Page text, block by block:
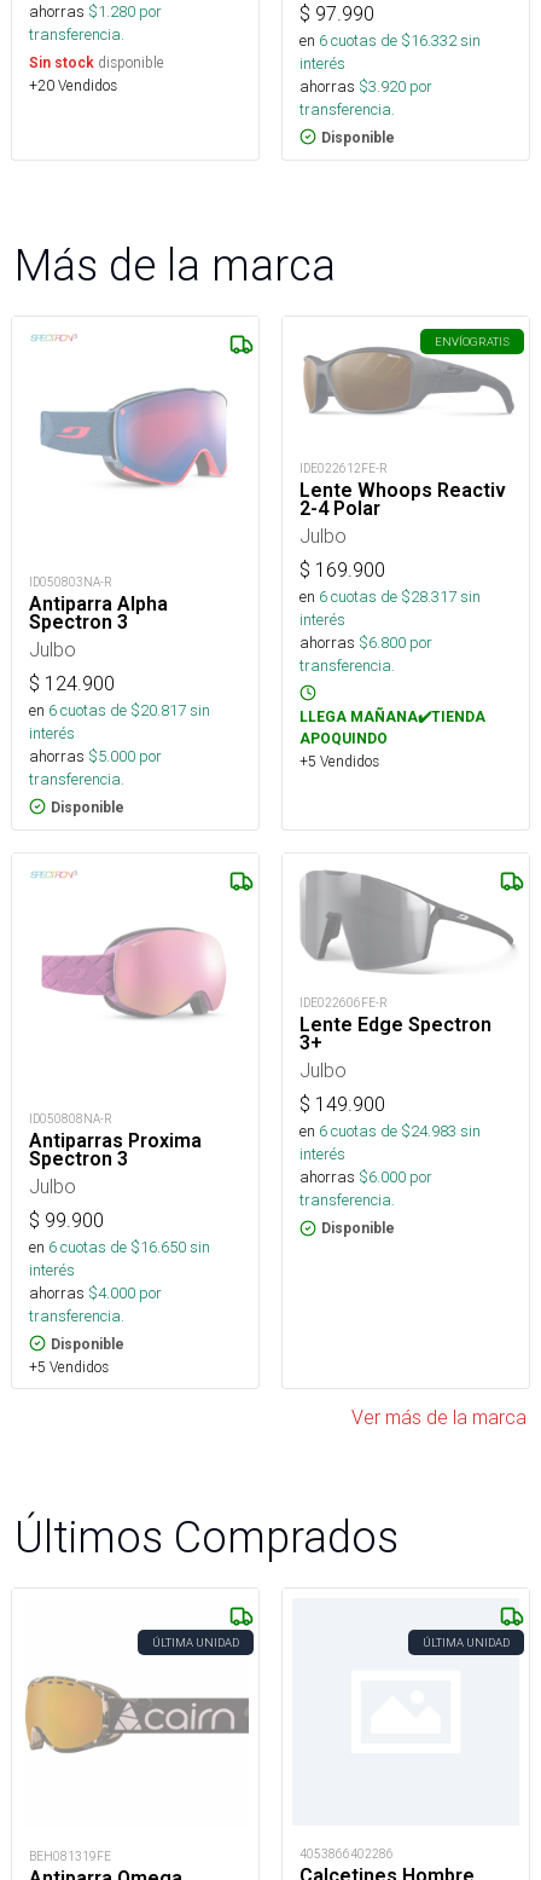
ahorras $1.280 por
transferencia.
Sin stock disponible
+20 Vendidos
$ 97.990
en 6cuotas de $16.332sin
interés
ahorras $3.920 por
transferencia.
Disponible
Más de la marca
ID050803NA-R
Antiparra Alpha
Spectron 3
Julbo
$ 124.900
en 6cuotas de $20.817sin
interés
ahorras $5.000 por
transferencia.
Disponible
ENVÍOGRATIS
IDE022612FE-R
Lente Whoops Reactiv
2-4 Polar
Julbo
$ 169.900
en 6cuotas de $28.317sin
interés
ahorras $6.800 por
transferencia.
LLEGA MAÑANA✔️TIENDA
APOQUINDO
+5 Vendidos
ID050808NA-R
Antiparras Proxima
Spectron 3
Julbo
$ 99.900
en 6cuotas de $16.650sin
interés
ahorras $4.000 por
transferencia.
Disponible
+5 Vendidos
IDE022606FE-R
Lente Edge Spectron
3+
Julbo
$ 149.900
en 6cuotas de $24.983 sin
interés
ahorras $6.000 por
transferencia.
Disponible
Ver más de la marca
Últimos Comprados
ÚLTIMA UNIDAD
BEH081319FE
ÚLTIMA UNIDAD
4053866402286
Calcetines Hombre